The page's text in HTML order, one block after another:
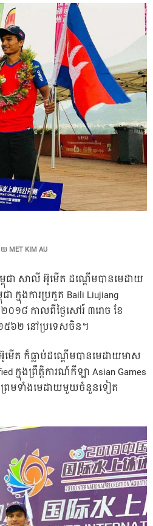
យ MET KIM AU
ជា សាលី អ៊ូមើត ដណ្តើមបានមេដាយ
ក្នុងការប្រកួត Baili Liujiang
២០១៨​ កាលពីថ្ងៃសៅរ៍​ ៣រោច​ ខែ
៥៦២​ នៅប្រទេសចិន។
ត ក៏ធ្លាប់​ដណ្តើមបានមេដាយ​មាស​​
ក្នុង​ព្រឹត្តិ​ការណ៍​កីឡា​ Asian Games​
រមទាំងមេដាយមួយចំនួនទៀត